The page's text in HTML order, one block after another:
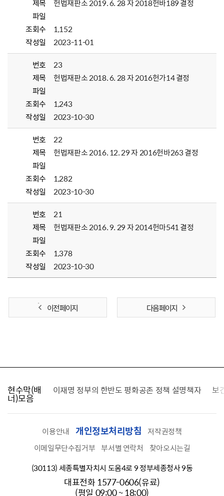
제목
헌법재판소 2019. 6. 28 자 2018헌바189 결정
파일
조회수
1,152
작성일
2023-11-01
번호
23
제목
헌법재판소 2018. 6. 28 자 2016헌가14 결정
파일
조회수
1,243
작성일
2023-10-30
번호
22
제목
헌법재판소 2016. 12. 29 자 2016헌바263 결정
파일
조회수
1,282
작성일
2023-10-30
번호
21
제목
헌법재판소 2016. 9. 29 자 2014헌마541 결정
파일
조회수
1,378
작성일
2023-10-30
이전 페이지 다음 페이지
현수막(배
너)모음
찾습니다 이재명 정부의 한반도 평화공존 정책 설명책자 보
이용안내 개인정보처리방침
저작권정책
이메일무단수집거부 부서별 연락처
찾아오시는길
(30113) 세종특별자치시 도움4로 9 정부세종청사 9동
대표전화 1577-0606(유료)
(평일 09:00 ~ 18:00)